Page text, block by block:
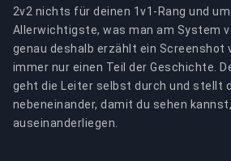
2v2 nichts für deinen 1v1-Rang und
Allerwichtigste, was man am System
genau deshalb erzählt ein Screenshot
immer nur einen Teil der Geschichte.
geht die Leiter selbst durch und stellt
nebeneinander, damit du sehen
auseinanderliegen.